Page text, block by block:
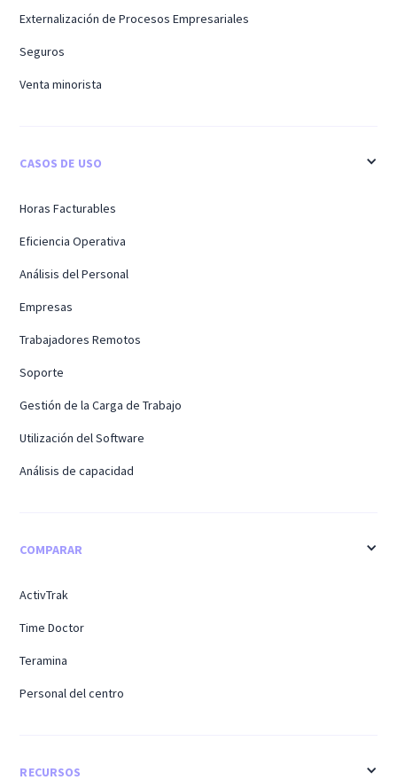
Externalización de Procesos Empresariales
Seguros
Venta minorista
CASOS DE USO
Horas Facturables
Eficiencia Operativa
Análisis del Personal
Empresas
Trabajadores Remotos
Soporte
Gestión de la Carga de Trabajo
Utilización del Software
Análisis de capacidad
COMPARAR
ActivTrak
Time Doctor
Teramina
Personal del centro
RECURSOS